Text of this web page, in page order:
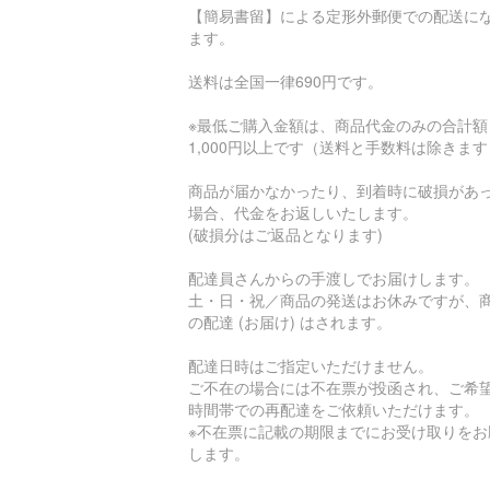
【簡易書留】による定形外郵便での配送に
ます。
送料は全国一律690円です。
※最低ご購入金額は、商品代金のみの合計額
1,000円以上です（送料と手数料は除きます
商品が届かなかったり、到着時に破損があ
場合、代金をお返しいたします。
(破損分はご返品となります)
配達員さんからの手渡しでお届けします。
土・日・祝／商品の発送はお休みですが、
の配達 (お届け) はされます。
配達日時はご指定いただけません。
ご不在の場合には不在票が投函され、ご希
時間帯での再配達をご依頼いただけます。
※不在票に記載の期限までにお受け取りを
します。